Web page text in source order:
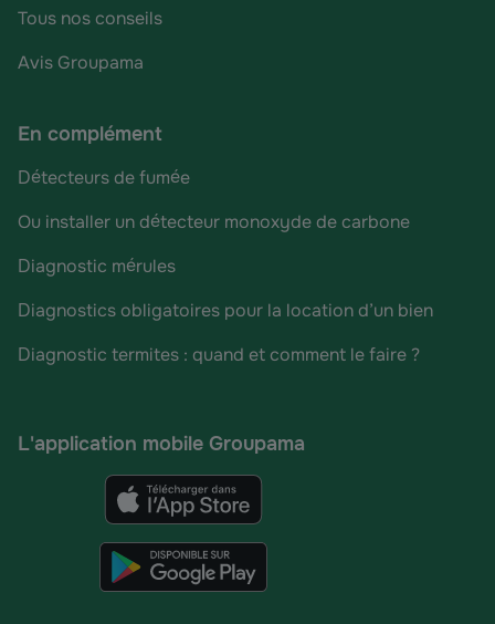
Tous nos conseils
Avis Groupama
En complément
Détecteurs de fumée
Ou installer un détecteur monoxyde de carbone
Diagnostic mérules
Diagnostics obligatoires pour la location d’un bien
Diagnostic termites : quand et comment le faire ?
L'application mobile Groupama